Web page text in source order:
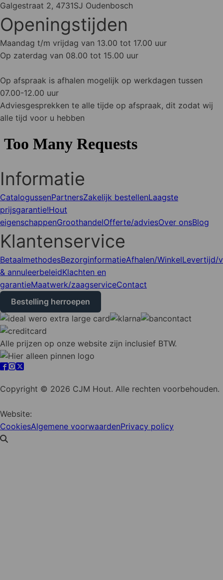
Galgestraat 2, 4731SJ Oudenbosch
Openingstijden
Maandag t/m vrijdag van 13.00 tot 17.00 uur
Op zaterdag van 08.00 tot 15.00 uur
Op afspraak is afhalen mogelijk op werkdagen tussen
07.00-12.00 uur
Adviesgesprekken te alle tijde op afspraak, dit zodat wij
alle tijd voor u hebben
Informatie
CatalogussenPartnersZakelijk bestellenLaagste
prijsgarantie!Hout
eigenschappenGroothandelOfferte/adviesOver onsBlog
Klantenservice
BetaalmethodesBezorginformatieAfhalen/WinkelLevertijd/
& annuleerbeleidKlachten en
garantieMaatwerk/zaagserviceContact
Bestelling herroepen
Alle prijzen op onze website zijn inclusief BTW.
Copyright © 2026 CJM Hout. Alle rechten voorbehouden.
Website:
CookiesAlgemene voorwaardenPrivacy policy